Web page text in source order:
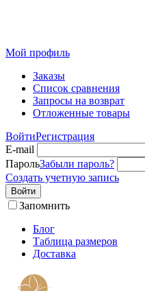
Мой профиль
Заказы
Список сравнения
Запросы на возврат
Отложенные товары
ВойтиРегистрация
E-mail
ПарольЗабыли пароль?
Создать учетную запись
Войти
Запомнить
Блог
Таблица размеров
Доставка